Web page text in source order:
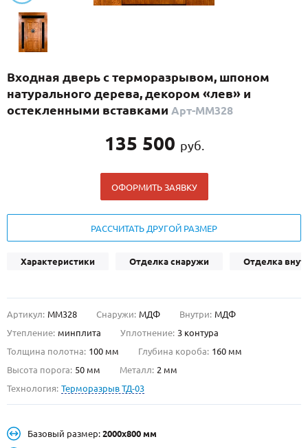
С реечным дизайном(29)
ПО НАЗНАЧЕНИЮ
ПО КОНСТРУКЦИИ
О НАС
Металлические двери от производителя с доставкой и установкой в
НАЙТИ:
Входная дверь с терморазрывом, шпоном
натурального дерева, декором «лев» и
остекленными вставками Арт-ММ328
135 500 руб.
ОФОРМИТЬ ЗАЯВКУ
РАССЧИТАТЬ ДРУГОЙ РАЗМЕР
Характеристики Отделка снаружи Отделка
Артикул: ММ328 Снаружи: МДФ Внутри: МДФ
Утепление: минплита Уплотнение: 3 контура
Толщина полотна: 100 мм Глубина короба: 160 мм
Высота порога: 50 мм Металл: 2 мм
Технология: Терморазрыв ТД-03
Базовый размер: 2000х800 мм